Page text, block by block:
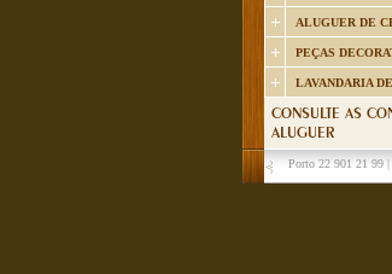
ALUGUER DE
PEÇAS
LAVANDARIA
CONSULTE AS
ALUGUER
Porto 22 901 21 99